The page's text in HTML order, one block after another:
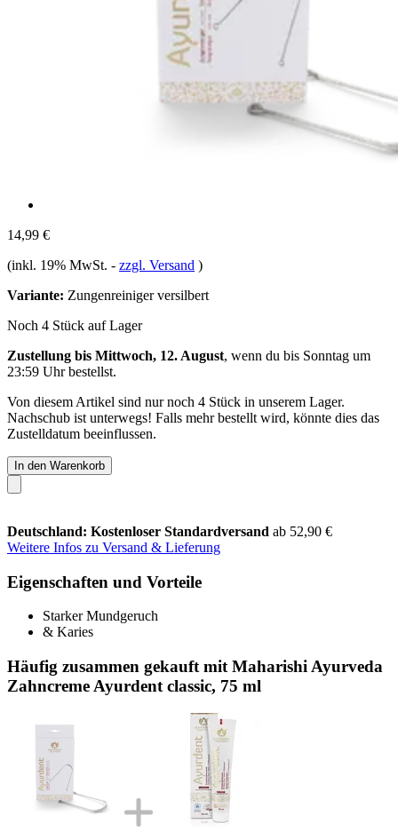
14,99 €
(inkl. 19% MwSt. - zzgl. Versand )
Variante: Zungenreiniger versilbert
Noch 4 Stück auf Lager
Zustellung bis Mittwoch, 12. August, wenn du bis Sonntag um
23:59 Uhrbestellst.
Von diesem Artikel sind nur noch 4 Stück in unserem Lager.
Nachschub ist unterwegs! Falls mehr bestellt wird, könnte dies das
Zustelldatum beeinflussen.
In den Warenkorb
Deutschland: Kostenloser Standardversand ab 52,90 €
Weitere Infos zu Versand & Lieferung
Eigenschaften und Vorteile
Starker Mundgeruch
& Karies
Häufig zusammen gekauft mit Maharishi Ayurveda
Zahncreme Ayurdent classic, 75 ml